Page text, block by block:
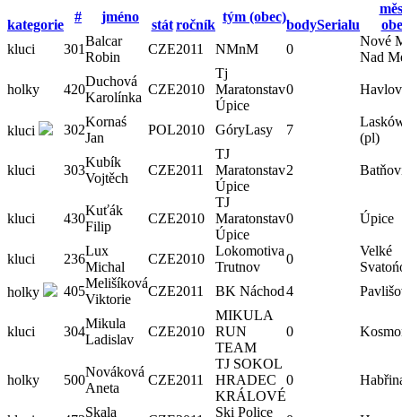
kategorie
# jméno
stát ročník
tým (obec)
bodySerialu
kluci
301
Balcar
Robin
CZE2011 NMnM 0
Nové
Nad
holky 420
Duchová
Karolínka
CZE2010
Tj
Maratonstav
Úpice
0
kluci 302
Kornaś
Jan
POL2010 GóryLasy 7
(pl)
kluci 303
Kubík
Vojtěch
CZE2011
TJ
Maratonstav
Úpice
2
kluci 430
Kuťák
Filip
CZE2010
TJ
Maratonstav
Úpice
0 Úpice
kluci 236
Lux
Michal
CZE2010
Lokomotiva
Trutnov
0
Velké
holky
405
Melišíková
Viktorie
CZE2011 BK Náchod4
kluci 304
Mikula
Ladislav
CZE2010
MIKULA
RUN
TEAM
0
holky 500
Nováková
Aneta
CZE2011
TJ SOKOL
HRADEC
KRÁLOVÉ
0
Skala Ski Police